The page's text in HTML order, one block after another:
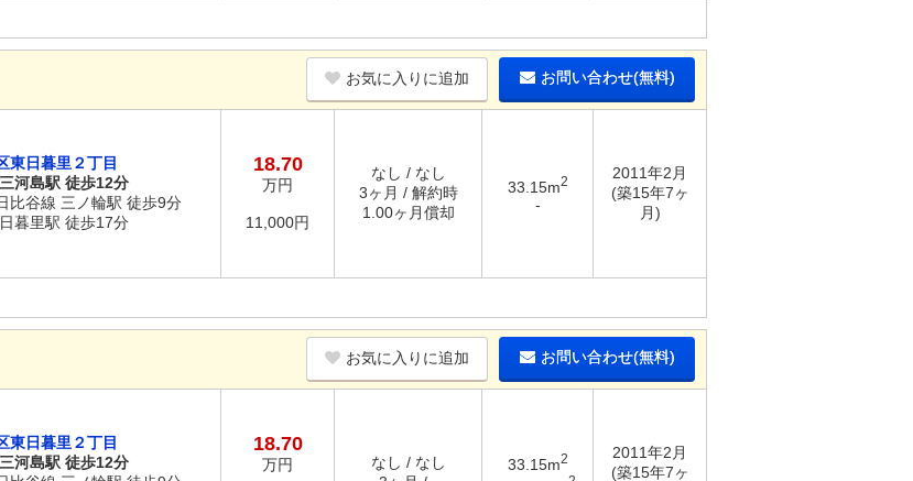
お気に入りに追加 お問い合わせ(無料)
東日暮里２丁目
河島駅 徒歩12分
比谷線 三ノ輪駅 徒歩9分
暮里駅 徒歩17分
18.70
万円
11,000円
なし / なし
3ヶ月 / 解約時
1.00ヶ月償却
33.15m2
-
2011年2月
(築15年7ヶ
月)
お気に入りに追加 お問い合わせ(無料)
東日暮里２丁目
河島駅 徒歩12分
18.70
万円
なし / なし
33.15m2
2011年2月
(築15年7ヶ